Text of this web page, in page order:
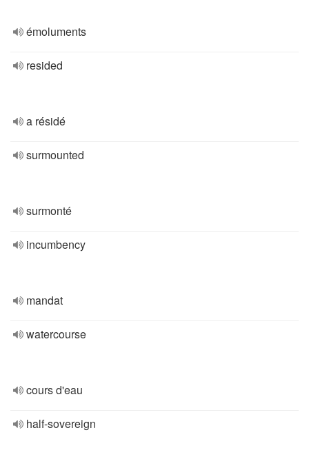
émoluments
resided
a résidé
surmounted
surmonté
incumbency
mandat
watercourse
cours d'eau
half-sovereign